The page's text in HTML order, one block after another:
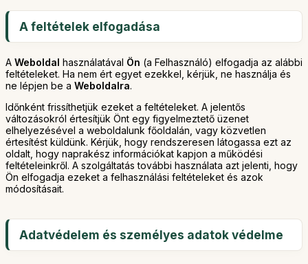
A feltételek elfogadása
A Weboldal használatával Ön (a Felhasználó) elfogadja az alábbi
feltételeket. Ha nem ért egyet ezekkel, kérjük, ne használja és
ne lépjen be a Weboldalra.
Időnként frissíthetjük ezeket a feltételeket. A jelentős
változásokról értesítjük Önt egy figyelmeztető üzenet
elhelyezésével a weboldalunk főoldalán, vagy közvetlen
értesítést küldünk. Kérjük, hogy rendszeresen látogassa ezt az
oldalt, hogy naprakész információkat kapjon a működési
feltételeinkről. A szolgáltatás további használata azt jelenti, hogy
Ön elfogadja ezeket a felhasználási feltételeket és azok
módosításait.
Adatvédelem és személyes adatok védelme